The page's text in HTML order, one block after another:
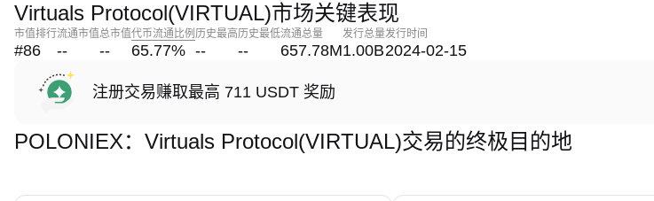
Virtuals Protocol(VIRTUAL)市场关键表现
市值排行
#86
流通市值
--
总市值
--
代币流通比例
65.77%
历史最高
--
历史最低
--
流通总量
657.78M
发行总量
1.00B
发行时间
2024-02-15
注册交易赚取最高 711 USDT 奖励
POLONIEX：Virtuals Protocol(VIRTUAL)交易的终极目的地